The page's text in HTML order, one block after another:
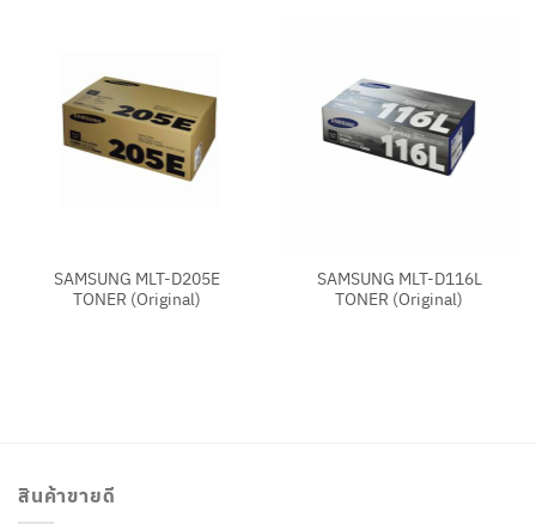
SAMSUNG MLT-D205E
TONER (Original)
SAMSUNG MLT-D116L
TONER (Original)
สินค้าขายดี